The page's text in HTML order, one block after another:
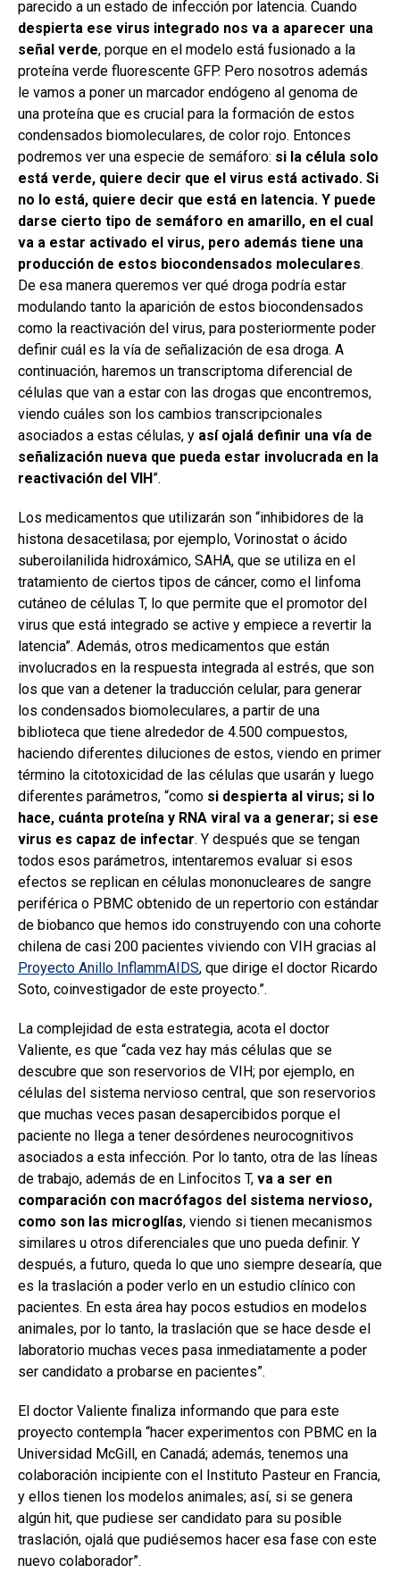
parecido a un estado de infección por latencia. Cuando
despierta ese virus integrado nos va a aparecer una
señal verde, porque en el modelo está fusionado a la
proteína verde fluorescente GFP. Pero nosotros además
le vamos a poner un marcador endógeno al genoma de
una proteína que es crucial para la formación de estos
condensados biomoleculares, de color rojo. Entonces
podremos ver una especie de semáforo: si la célula solo
está verde, quiere decir que el virus está activado. Si
no lo está, quiere decir que está en latencia. Y puede
darse cierto tipo de semáforo en amarillo, en el cual
va a estar activado el virus, pero además tiene una
producción de estos biocondensados moleculares.
De esa manera queremos ver qué droga podría estar
modulando tanto la aparición de estos biocondensados
como la reactivación del virus, para posteriormente poder
definir cuál es la vía de señalización de esa droga. A
continuación, haremos un transcriptoma diferencial de
células que van a estar con las drogas que encontremos,
viendo cuáles son los cambios transcripcionales
asociados a estas células, y así ojalá definir una vía de
señalización nueva que pueda estar involucrada en la
reactivación del VIH”.
Los medicamentos que utilizarán son “inhibidores de la
histona desacetilasa; por ejemplo, Vorinostat o ácido
suberoilanilida hidroxámico, SAHA, que se utiliza en el
tratamiento de ciertos tipos de cáncer, como el linfoma
cutáneo de células T, lo que permite que el promotor del
virus que está integrado se active y empiece a revertir la
latencia”. Además, otros medicamentos que están
involucrados en la respuesta integrada al estrés, que son
los que van a detener la traducción celular, para generar
los condensados biomoleculares, a partir de una
biblioteca que tiene alrededor de 4.500 compuestos,
haciendo diferentes diluciones de estos, viendo en primer
término la citotoxicidad de las células que usarán y luego
diferentes parámetros, “como si despierta al virus; si lo
hace, cuánta proteína y RNA viral va a generar; si ese
virus es capaz de infectar. Y después que se tengan
todos esos parámetros, intentaremos evaluar si esos
efectos se replican en células mononucleares de sangre
periférica o PBMC obtenido de un repertorio con estándar
de biobanco que hemos ido construyendo con una cohorte
chilena de casi 200 pacientes viviendo con VIH gracias al
Proyecto Anillo InflammAIDS, que dirige el doctor Ricardo
Soto, coinvestigador de este proyecto.”.
La complejidad de esta estrategia, acota el doctor
Valiente, es que “cada vez hay más células que se
descubre que son reservorios de VIH; por ejemplo, en
células del sistema nervioso central, que son reservorios
que muchas veces pasan desapercibidos porque el
paciente no llega a tener desórdenes neurocognitivos
asociados a esta infección. Por lo tanto, otra de las líneas
de trabajo, además de en Linfocitos T, va a ser en
comparación con macrófagos del sistema nervioso,
como son las microglías, viendo si tienen mecanismos
similares u otros diferenciales que uno pueda definir. Y
después, a futuro, queda lo que uno siempre desearía, que
es la traslación a poder verlo en un estudio clínico con
pacientes. En esta área hay pocos estudios en modelos
animales, por lo tanto, la traslación que se hace desde el
laboratorio muchas veces pasa inmediatamente a poder
ser candidato a probarse en pacientes”.
El doctor Valiente finaliza informando que para este
proyecto contempla “hacer experimentos con PBMC en la
Universidad McGill, en Canadá; además, tenemos una
colaboración incipiente con el Instituto Pasteur en Francia,
y ellos tienen los modelos animales; así, si se genera
algún hit, que pudiese ser candidato para su posible
traslación, ojalá que pudiésemos hacer esa fase con este
nuevo colaborador”.